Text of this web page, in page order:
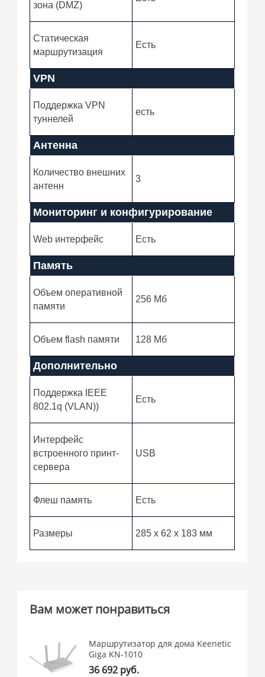
зона (DMZ)
Статическая
маршрутизация
Есть
VPN
Поддержка VPN
туннелей
есть
Антенна
Количество внешних
антенн
3
Мониторинг и конфигурирование
Web интерфейс Есть
Память
Объем оперативной
памяти
256 Мб
Объем flash памяти 128 Мб
Дополнительно
Поддержка IEEE
802.1q (VLAN))
Есть
Интерфейс
встроенного принт-
сервера
USB
Флеш память Есть
Размеры 285 x 62 x 183 мм
Вам может понравиться
Маршрутизатор для дома Keenetic
Giga KN-1010
36 692 руб.